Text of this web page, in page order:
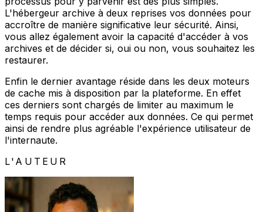
L'hébergeur archive à deux reprises vos données pour
accroître de manière significative leur sécurité. Ainsi,
vous allez également avoir la capacité d'accéder à vos
archives et de décider si, oui ou non, vous souhaitez les
restaurer.
Enfin le dernier avantage réside dans les deux moteurs
de cache mis à disposition par la plateforme. En effet
ces derniers sont chargés de limiter au maximum le
temps requis pour accéder aux données. Ce qui permet
ainsi de rendre plus agréable l'expérience utilisateur de
l'internaute.
L'AUTEUR